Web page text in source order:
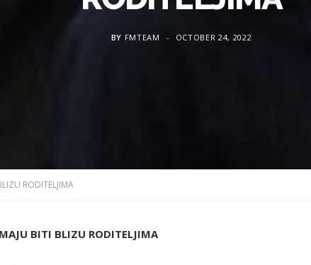
BY FMTEAM OCTOBER 24, 2022
RODITELJIMA
BITI BLIZU RODITELJIMA